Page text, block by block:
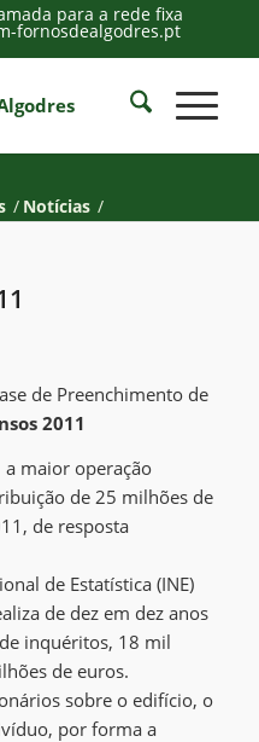
para a rede fixa
fornosdealgodres.pt
/ Notícias /
de Preenchimento de
2011
maior operação
de 25 milhões de
de resposta
de Estatística (INE)
de dez em dez anos
inquéritos, 18 mil
de euros.
sobre o edifício, o
por forma a